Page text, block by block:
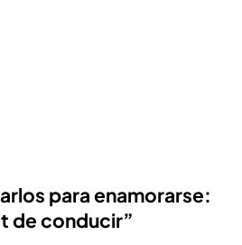
para enamorarse:
de conducir”